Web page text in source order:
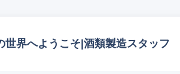
世界へようこそ|酒類製造スタッフ